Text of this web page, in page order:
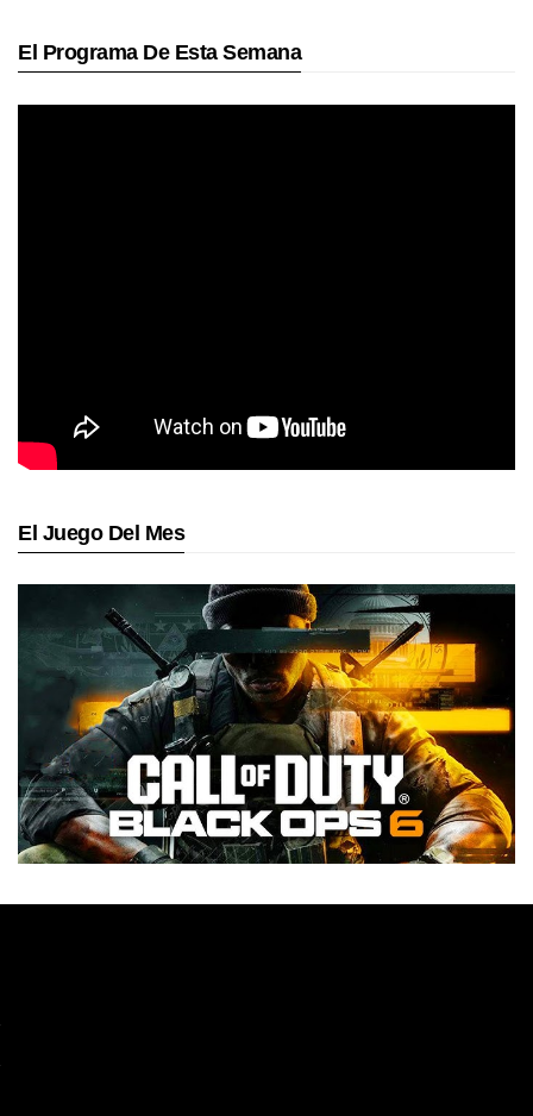
El Programa De Esta Semana
El Juego Del Mes